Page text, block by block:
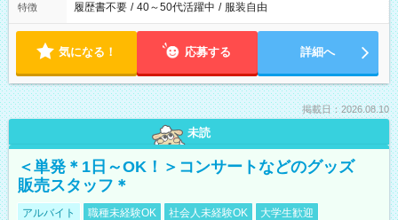
特徴 履歴書不要 / 40～50代活躍中 / 服装自由
気になる！ 応募する 詳細へ
掲載日：2026.08.10
未読
＜単発＊1日～OK！＞コンサートなどのグッズ
販売スタッフ＊
アルバイト 職種未経験OK 社会人未経験OK
大学生歓迎